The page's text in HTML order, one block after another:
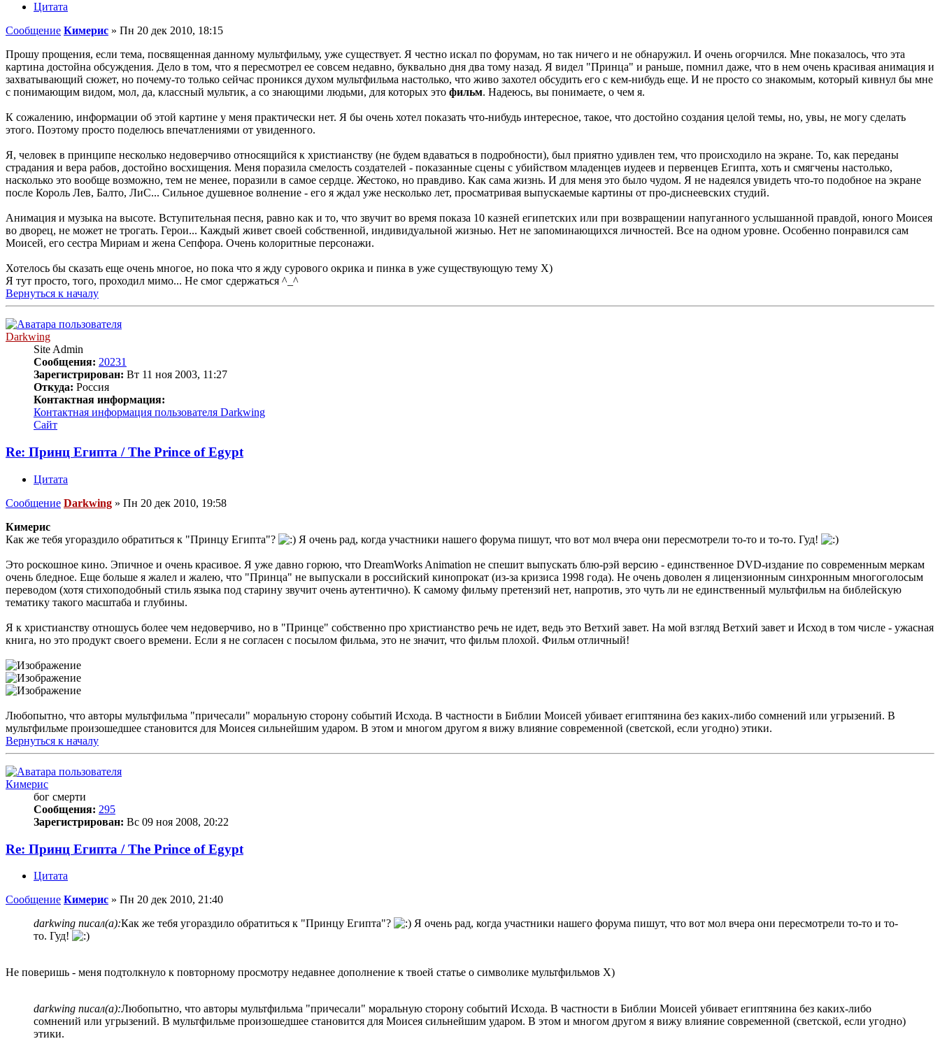
Цитата
Сообщение Кимерис » Пн 20 дек 2010, 18:15
Прошу прощения, если тема, посвященная данному мультфильму, уже существует. Я честно искал по форумам, но так ничего и не обнаружил. И очень огорчился. Мне показалось, что эта
картина достойна обсуждения. Дело в том, что я пересмотрел ее совсем недавно, буквально дня два тому назад. Я видел "Принца" и раньше, помнил даже, что в нем очень красивая анимация и
захватывающий сюжет, но почему-то только сейчас проникся духом мультфильма настолько, что живо захотел обсудить его с кем-нибудь еще. И не просто со знакомым, который кивнул бы мне
с понимающим видом, мол, да, классный мультик, а со знающими людьми, для которых это фильм. Надеюсь, вы понимаете, о чем я.
К сожалению, информации об этой картине у меня практически нет. Я бы очень хотел показать что-нибудь интересное, такое, что достойно создания целой темы, но, увы, не могу сделать
этого. Поэтому просто поделюсь впечатлениями от увиденного.
Я, человек в принципе несколько недоверчиво относящийся к христианству (не будем вдаваться в подробности), был приятно удивлен тем, что происходило на экране. То, как переданы
страдания и вера рабов, достойно восхищения. Меня поразила смелость создателей - показанные сцены с убийством младенцев иудеев и первенцев Египта, хоть и смягчены настолько,
насколько это вообще возможно, тем не менее, поразили в самое сердце. Жестоко, но правдиво. Как сама жизнь. И для меня это было чудом. Я не надеялся увидеть что-то подобное на экране
после Король Лев, Балто, ЛиС... Сильное душевное волнение - его я ждал уже несколько лет, просматривая выпускаемые картины от про-диснеевских студий.
Анимация и музыка на высоте. Вступительная песня, равно как и то, что звучит во время показа 10 казней египетских или при возвращении напуганного услышанной правдой, юного Моисея
во дворец, не может не трогать. Герои... Каждый живет своей собственной, индивидуальной жизнью. Нет не запоминающихся личностей. Все на одном уровне. Особенно понравился сам
Моисей, его сестра Мириам и жена Сепфора. Очень колоритные персонажи.
Хотелось бы сказать еще очень многое, но пока что я жду сурового окрика и пинка в уже существующую тему Х)
Я тут просто, того, проходил мимо... Не смог сдержаться ^_^
Вернуться к началу
Darkwing
Site Admin
Сообщения: 20231
Зарегистрирован: Вт 11 ноя 2003, 11:27
Откуда: Россия
Контактная информация:
Контактная информация пользователя Darkwing
Сайт
Re: Принц Египта / The Prince of Egypt
Цитата
Сообщение Darkwing » Пн 20 дек 2010, 19:58
Кимерис
Как же тебя угораздило обратиться к "Принцу Египта"?
Я очень рад, когда участники нашего форума пишут, что вот мол вчера они пересмотрели то-то и то-то. Гуд!
Это роскошное кино. Эпичное и очень красивое. Я уже давно горюю, что DreamWorks Animation не спешит выпускать блю-рэй версию - единственное DVD-издание по современным меркам
очень бледное. Еще больше я жалел и жалею, что "Принца" не выпускали в российский кинопрокат (из-за кризиса 1998 года). Не очень доволен я лицензионным синхронным многоголосым
переводом (хотя стихоподобный стиль языка под старину звучит очень аутентично). К самому фильму претензий нет, напротив, это чуть ли не единственный мультфильм на библейскую
тематику такого масштаба и глубины.
Я к христианству отношусь более чем недоверчиво, но в "Принце" собственно про христианство речь не идет, ведь это Ветхий завет. На мой взгляд Ветхий завет и Исход в том числе - ужасная
книга, но это продукт своего времени. Если я не согласен с посылом фильма, это не значит, что фильм плохой. Фильм отличный!
Любопытно, что авторы мультфильма "причесали" моральную сторону событий Исхода. В частности в Библии Моисей убивает египтянина без каких-либо сомнений или угрызений. В
мультфильме произошедшее становится для Моисея сильнейшим ударом. В этом и многом другом я вижу влияние современной (светской, если угодно) этики.
Вернуться к началу
Кимерис
бог смерти
Сообщения: 295
Зарегистрирован: Вс 09 ноя 2008, 20:22
Re: Принц Египта / The Prince of Egypt
Цитата
Сообщение Кимерис » Пн 20 дек 2010, 21:40
darkwing писал(а):Как же тебя угораздило обратиться к "Принцу Египта"?
Я очень рад, когда участники нашего форума пишут, что вот мол вчера они пересмотрели то-то и то-
то. Гуд!
Не поверишь - меня подтолкнуло к повторному просмотру недавнее дополнение к твоей статье о символике мультфильмов Х)
darkwing писал(а):Любопытно, что авторы мультфильма "причесали" моральную сторону событий Исхода. В частности в Библии Моисей убивает египтянина без каких-либо
сомнений или угрызений. В мультфильме произошедшее становится для Моисея сильнейшим ударом. В этом и многом другом я вижу влияние современной (светской, если угодно)
этики.